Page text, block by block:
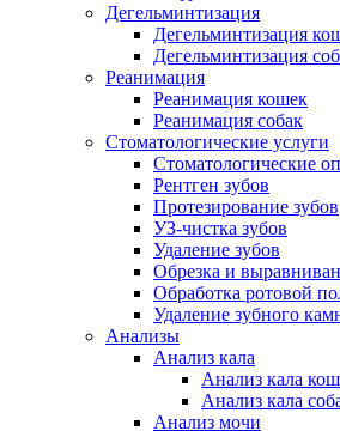
Дегельминтизация
Дегельминтизация
Дегельминтизация
Реанимация
Реанимация кошек
Реанимация собак
Стоматологические услуги
Стоматологические
Рентген зубов
Протезирование зубов
УЗ-чистка зубов
Удаление зубов
Обрезка и
Обработка ротовой
Удаление зубного
Анализы
Анализ кала
Анализ кала
Анализ кала
Анализ мочи